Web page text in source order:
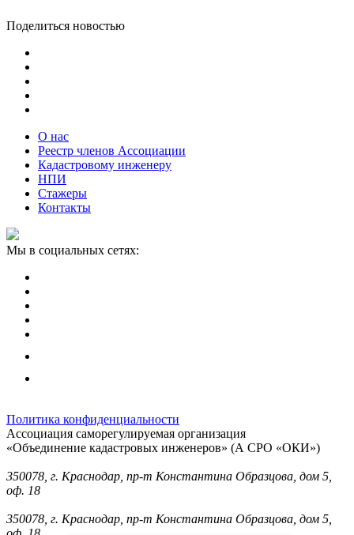
Поделиться новостью
О нас
Реестр членов Ассоциации
Кадастровому инженеру
НПИ
Стажеры
Контакты
Мы в социальных сетях:
Политика конфиденциальности
Ассоциация саморегулируемая организация
«Объединение кадастровых инженеров» (А СРО «ОКИ»)
350078, г. Краснодар, пр-т Константина Образцова, дом 5,
оф. 18
350078, г. Краснодар, пр-т Константина Образцова, дом 5,